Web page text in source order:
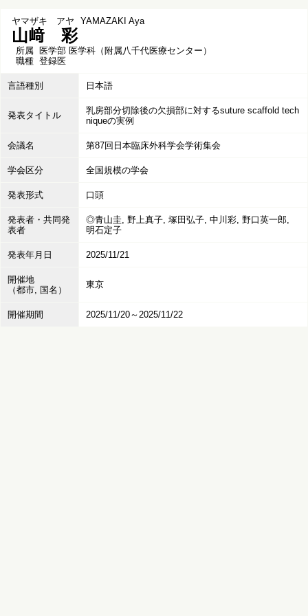
ヤマザキ アヤ YAMAZAKI Aya
山﨑 彩
所属 医学部 医学科（附属八千代医療センター）
職種 登録医
言語種別 日本語
発表タイトル
乳房部分切除後の欠損部に対するsuture scaffold tech
niqueの実例
会議名 第87回日本臨床外科学会学術集会
学会区分 全国規模の学会
発表形式 口頭
発表者・共同発
表者
◎青山圭, 野上真子, 塚田弘子, 中川彩, 野口英一郎,
明石定子
発表年月日 2025/11/21
開催地
（都市, 国名）
東京
開催期間 2025/11/20～2025/11/22